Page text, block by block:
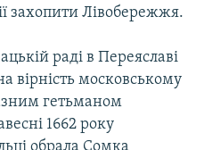
захопити Лівобережжя.
раді в Переяславі
вірність московському
гетьманом
1662 року